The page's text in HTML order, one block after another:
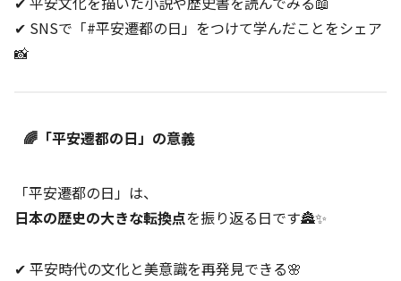
✔ SNSで「#平安遷都の日」をつけて学んだことをシェア
📸
🌈「平安遷都の日」の意義
「平安遷都の日」は、
日本の歴史の大きな転換点を振り返る日です🏯✨
✔ 平安時代の文化と美意識を再発見できる🌸